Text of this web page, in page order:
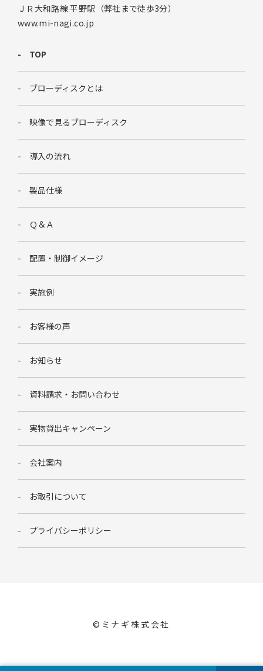
ＪＲ大和路線 平野駅（弊社まで徒歩3分）
www.mi-nagi.co.jp
TOP
ブローディスクとは
映像で見るブローディスク
導入の流れ
製品仕様
Ｑ＆Ａ
配置・制御イメージ
実施例
お客様の声
お知らせ
資料請求・お問い合わせ
実物貸出キャンペーン
会社案内
お取引について
プライバシーポリシー
©︎ミナギ株式会社